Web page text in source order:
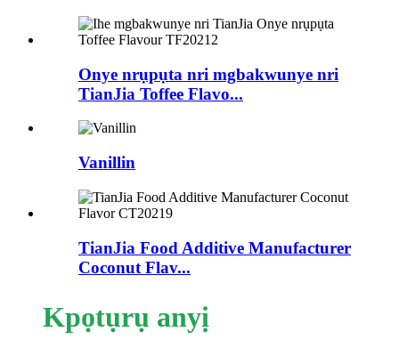
Onye nrụpụta nri mgbakwunye nri
TianJia Toffee Flavo...
Vanillin
TianJia Food Additive Manufacturer
Coconut Flav...
Kpọtụrụ anyị